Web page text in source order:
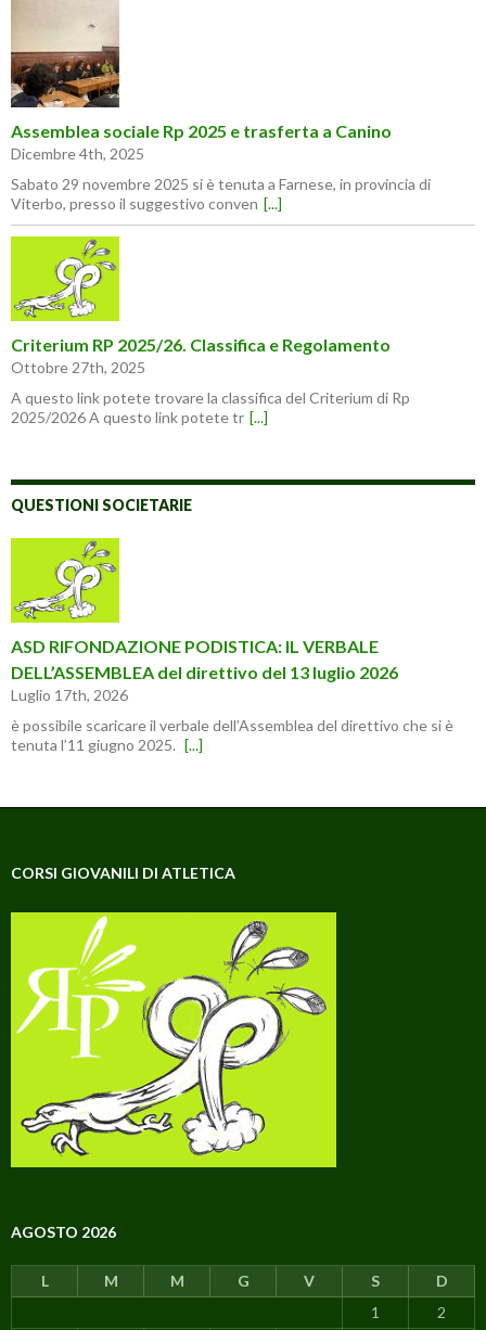
Assemblea sociale Rp 2025 e trasferta a Canino
Dicembre 4th, 2025
Sabato 29 novembre 2025 si è tenuta a Farnese, in provincia di
Viterbo, presso il suggestivo conven [...]
Criterium RP 2025/26. Classifica e Regolamento
Ottobre 27th, 2025
A questo link potete trovare la classifica del Criterium di Rp
2025/2026 A questo link potete tr [...]
QUESTIONI SOCIETARIE
ASD RIFONDAZIONE PODISTICA: IL VERBALE
DELL’ASSEMBLEA del direttivo del 13 luglio 2026
Luglio 17th, 2026
è possibile scaricare il verbale dell’Assemblea del direttivo che si è
tenuta l’11 giugno 2025. [...]
CORSI GIOVANILI DI ATLETICA
AGOSTO 2026
L M M G V S
D
1
2